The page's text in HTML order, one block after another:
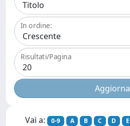
In ordine:
Risultati/Pagina
Vai a: 0-9 A B C D E